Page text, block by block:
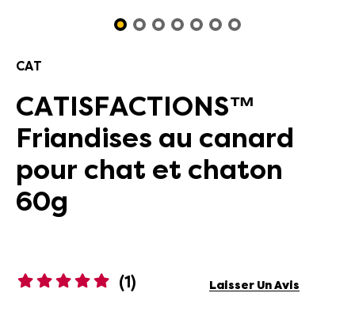
CAT
CATISFACTIONS™
Friandises au canard
pour chat et chaton
60g
(1) Laisser Un Avis